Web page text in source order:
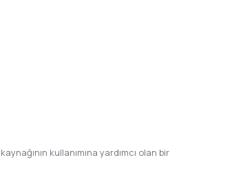
kullanımına yardımcı olan bir